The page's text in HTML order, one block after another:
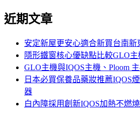
關
近期文章
安定新屋更安心適合新買台南新
隱形鐵窗核心優缺點比較GLO
GLO主機與IQOS主機、Ploom
日本必買保養品藥妝推薦IQOS
器
白內障採用創新IQOS加熱不燃